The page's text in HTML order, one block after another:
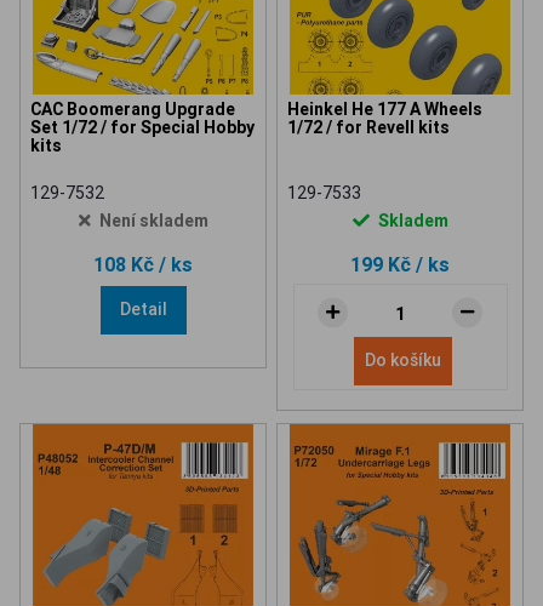
CAC Boomerang Upgrade
Set 1/72 / for Special Hobby
kits
129-7532
Není skladem
108 Kč / ks
Detail
Heinkel He 177 A Wheels
1/72 / for Revell kits
129-7533
Skladem
199 Kč / ks
Do košíku